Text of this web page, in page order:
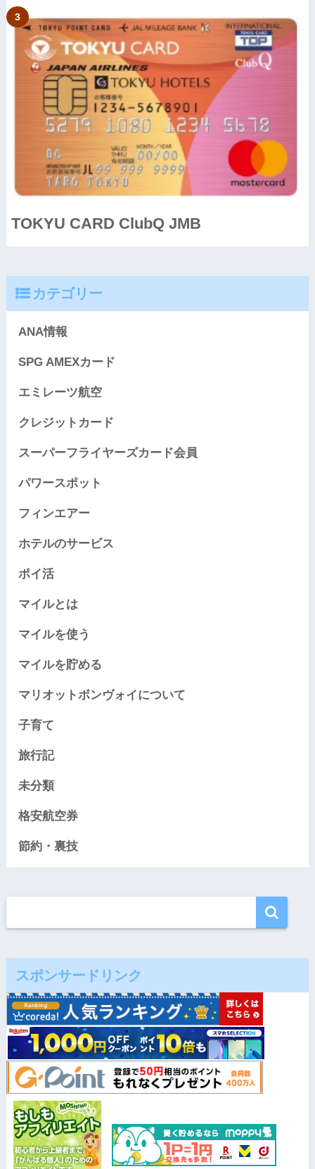
TOKYU CARD ClubQ JMB
カテゴリー
ANA情報
SPG AMEXカード
エミレーツ航空
クレジットカード
スーパーフライヤーズカード会員
パワースポット
フィンエアー
ホテルのサービス
ポイ活
マイルとは
マイルを使う
マイルを貯める
マリオットボンヴォイについて
子育て
旅行記
未分類
格安航空券
節約・裏技
スポンサードリンク